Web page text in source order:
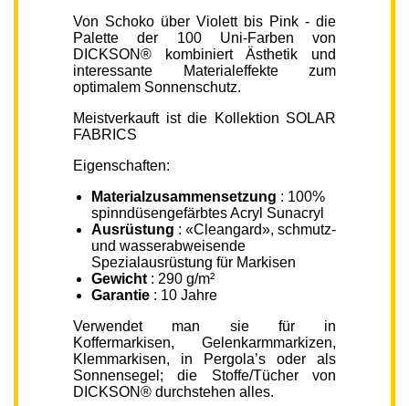
Von Schoko über Violett bis Pink - die
Palette der 100 Uni-Farben von
DICKSON® kombiniert Ästhetik und
interessante Materialeffekte zum
optimalem Sonnenschutz.
Meistverkauft ist die Kollektion SOLAR
FABRICS
Eigenschaften:
Materialzusammensetzung : 100%
spinndüsengefärbtes Acryl Sunacryl
Ausrüstung : «Cleangard», schmutz-
und wasserabweisende
Spezialausrüstung für Markisen
Gewicht : 290 g/m²
Garantie : 10 Jahre
Verwendet man sie für in
Koffermarkisen, Gelenkarmmarkizen,
Klemmarkisen, in Pergola’s oder als
Sonnensegel; die Stoffe/Tücher von
DICKSON® durchstehen alles.